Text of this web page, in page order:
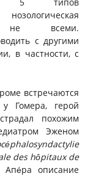
не всеми.
с другими
в частности, с
встречаются
у Гомера, герой
похожим
Эженом
des hôpitaux de
описание